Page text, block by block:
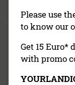
36,90 €
Please use
to know our
Get 15 Euro*
with promo